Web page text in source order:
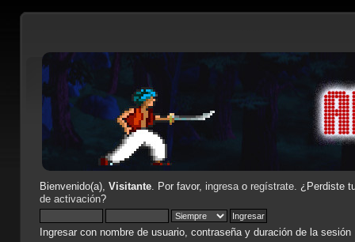
Bienvenido(a), Visitante. Por favor, ingresao regístrate. ¿Perdiste
de activación?
Ingresar con nombre de usuario, contraseña y duración de la sesión